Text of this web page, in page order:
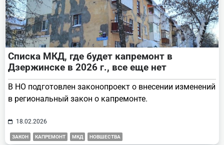
Списка МКД, где будет капремонт в
Дзержинске в 2026 г., все еще нет
В НО подготовлен законопроект о внесении изменений
в региональный закон о капремонте.
18.02.2026
ЗАКОН КАПРЕМОНТ МКД НОВШЕСТВА